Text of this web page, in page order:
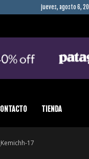
jueves, agosto 6,
TIENDA
17